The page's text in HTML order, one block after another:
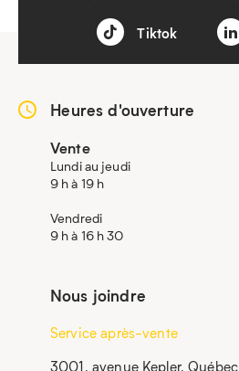
Tiktok
Heures d'ouverture
Vente
Lundi au jeudi
9 h à 19 h
Vendredi
9 h à 16 h 30
Nous joindre
Service après-vente
3001, avenue Kepler, Québec